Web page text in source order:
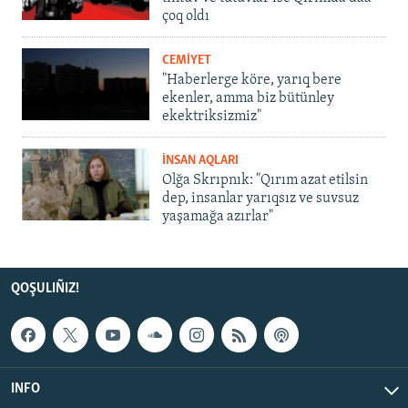
çoq oldı
CEMİYET
"Haberlerge köre, yarıq bere
ekenler, amma biz bütünley
ekektriksizmiz"
İNSAN AQLARI
Olğa Skrıpnık: "Qırım azat etilsin
dep, insanlar yarıqsız ve suvsuz
yaşamağa azırlar"
QOŞULIÑIZ!
INFO